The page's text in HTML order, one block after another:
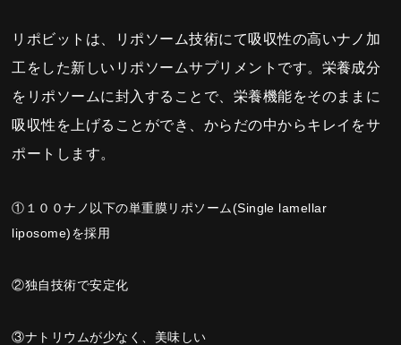
リポビットは、リポソーム技術にて吸収性の高いナノ加
工をした新しいリポソームサプリメントです。栄養成分
をリポソームに封入することで、栄養機能をそのままに
吸収性を上げることができ、からだの中からキレイをサ
ポートします。
①１００ナノ以下の単重膜リポソーム(Single lamellar
liposome)を採用
②独自技術で安定化
③ナトリウムが少なく、美味しい